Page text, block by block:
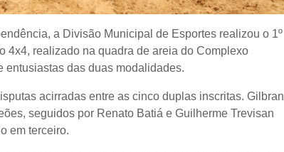
a Divisão Municipal de Esportes realizou o 1º
4x4, realizado na quadra de areia do Complexo
entusiastas das duas modalidades.
acirradas entre as cinco duplas inscritas. Gilbran
seguidos por Renato Batiá e Guilherme Trevisan
em terceiro.